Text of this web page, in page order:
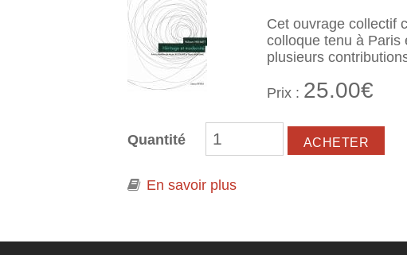
Cet ouvrage collectif
colloque tenu à Paris
plusieurs
Prix : 25.00€
Quantité
En savoir plus